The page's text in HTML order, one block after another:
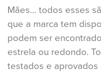
Mães… todos esses
que a marca tem
podem ser
estrela ou redondo.
testados e